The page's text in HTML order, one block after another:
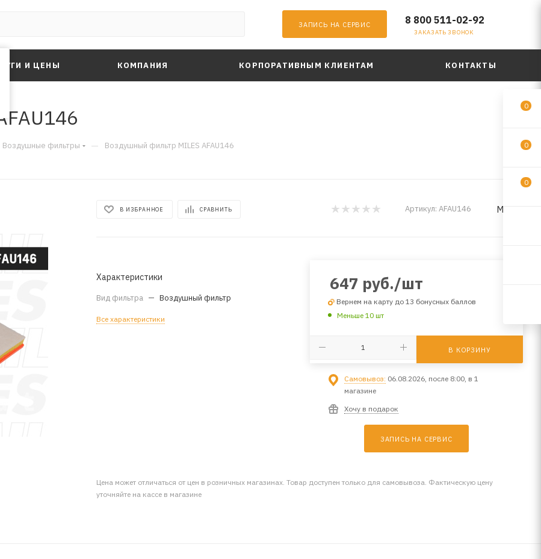
ЗАПИСЬ НА СЕРВИС 8 800 511-02-92
ЗАКАЗАТЬ ЗВОНОК
И ЦЕНЫ КОМПАНИЯ КОРПОРАТИВНЫМ КЛИЕНТАМ КОНТАКТЫ
Воздушные фильтры — Воздушный фильтр MILES AFAU146
В ИЗБРАННОЕ СРАВНИТЬ Артикул: AFAU146 MILES
Характеристики
Вид фильтра — Воздушный фильтр
Все характеристики
647 руб./шт
Вернем на карту до 13 бонусных баллов
Меньше 10 шт
В КОРЗИНУ
Самовывоз: 06.08.2026, после 8:00, в 1
магазине
Хочу в подарок
ЗАПИСЬ НА СЕРВИС
Цена может отличаться от цен в розничных магазинах. Товар доступен только для самовывоза. Фактическую цену
уточняйте на кассе в магазине
0
0
0